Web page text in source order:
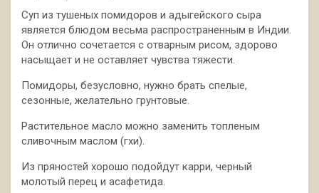
Суп из тушеных помидоров и адыгейского сыра
является блюдом весьма распространенным в Индии.
Он отлично сочетается с отварным рисом, здорово
насыщает и не оставляет чувства тяжести.
Помидоры, безусловно, нужно брать спелые,
сезонные, желательно грунтовые.
Растительное масло можно заменить топленым
сливочным маслом (гхи).
Из пряностей хорошо подойдут карри, черный
молотый перец и асафетида.